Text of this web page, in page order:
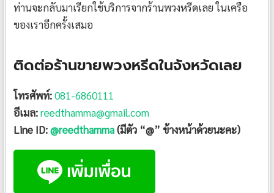
ท่านจะกลับมาเรียกใช้บริการจากร้านพวงหรีดเลย ในเครือ
ของเราอีกครั้งเสมอ
ติดต่อร้านขายพวงหรีดในจังหวัดเลย
โทรศัพท์:081-6860111
อีเมล:reedthamma@gmail.com
Line ID:@reedthamma(มีตัว “@” ข้างหน้าด้วยนะคะ)